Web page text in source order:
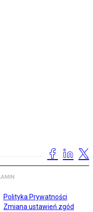
Polityka Prywatności
Zmiana ustawień zgód